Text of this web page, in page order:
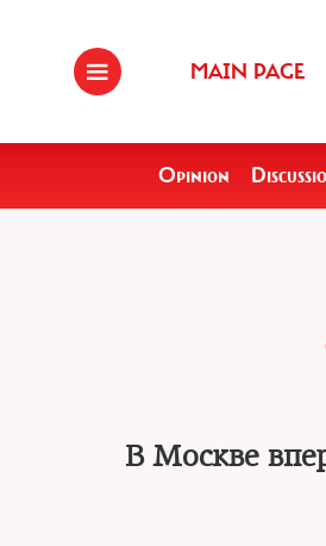
MAIN PAGE
Opinion
В Москве